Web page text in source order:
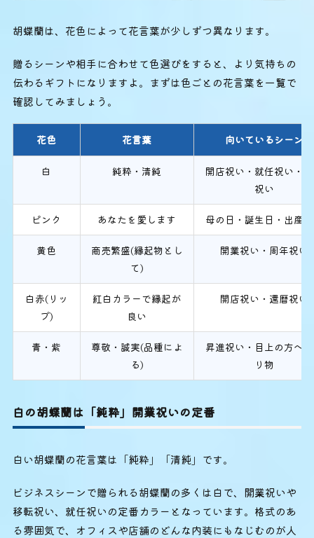
胡蝶蘭は、花色によって花言葉が少しずつ異なります。
贈るシーンや相手に合わせて色選びをすると、より気持ちの
伝わるギフトになりますよ。まずは色ごとの花言葉を一覧で
確認してみましょう。
花色 花言葉 向いているシーン
白 純粋・清純
開店祝い・就任祝い・
祝い
ピンク あなたを愛します 母の日・誕生日・出産
黄色
商売繁盛(縁起物とし
て)
開業祝い・周年祝い
白赤(リッ
プ)
紅白カラーで縁起が
良い
開店祝い・還暦祝い
青・紫
尊敬・誠実(品種によ
る)
昇進祝い・目上の方へ
り物
白の胡蝶蘭は「純粋」開業祝いの定番
白い胡蝶蘭の花言葉は「純粋」「清純」です。
ビジネスシーンで贈られる胡蝶蘭の多くは白で、開業祝いや
移転祝い、就任祝いの定番カラーとなっています。格式のあ
る雰囲気で、オフィスや店舗のどんな内装にもなじむのが人